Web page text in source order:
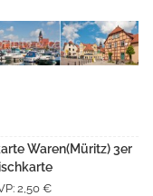
Waren(Müritz) 3er
2,50 €